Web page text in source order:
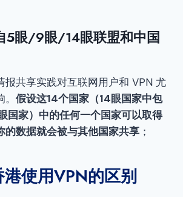
5眼/9眼/14眼联盟和中国
报共享实践对互联网用户和 VPN 尤
。假设这14个国家（14眼国家中包
国家）中的任何一个国家可以取得
的数据就会被与其他国家共享 ；
使用VPN的区别